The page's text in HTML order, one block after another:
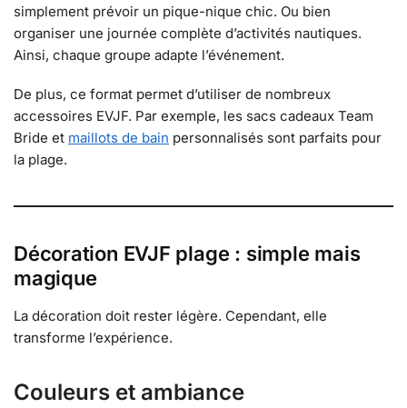
simplement prévoir un pique-nique chic. Ou bien
organiser une journée complète d’activités nautiques.
Ainsi, chaque groupe adapte l’événement.
De plus, ce format permet d’utiliser de nombreux
accessoires EVJF. Par exemple, les sacs cadeaux Team
Bride et maillots de bain personnalisés sont parfaits pour
la plage.
Décoration EVJF plage : simple mais
magique
La décoration doit rester légère. Cependant, elle
transforme l’expérience.
Couleurs et ambiance